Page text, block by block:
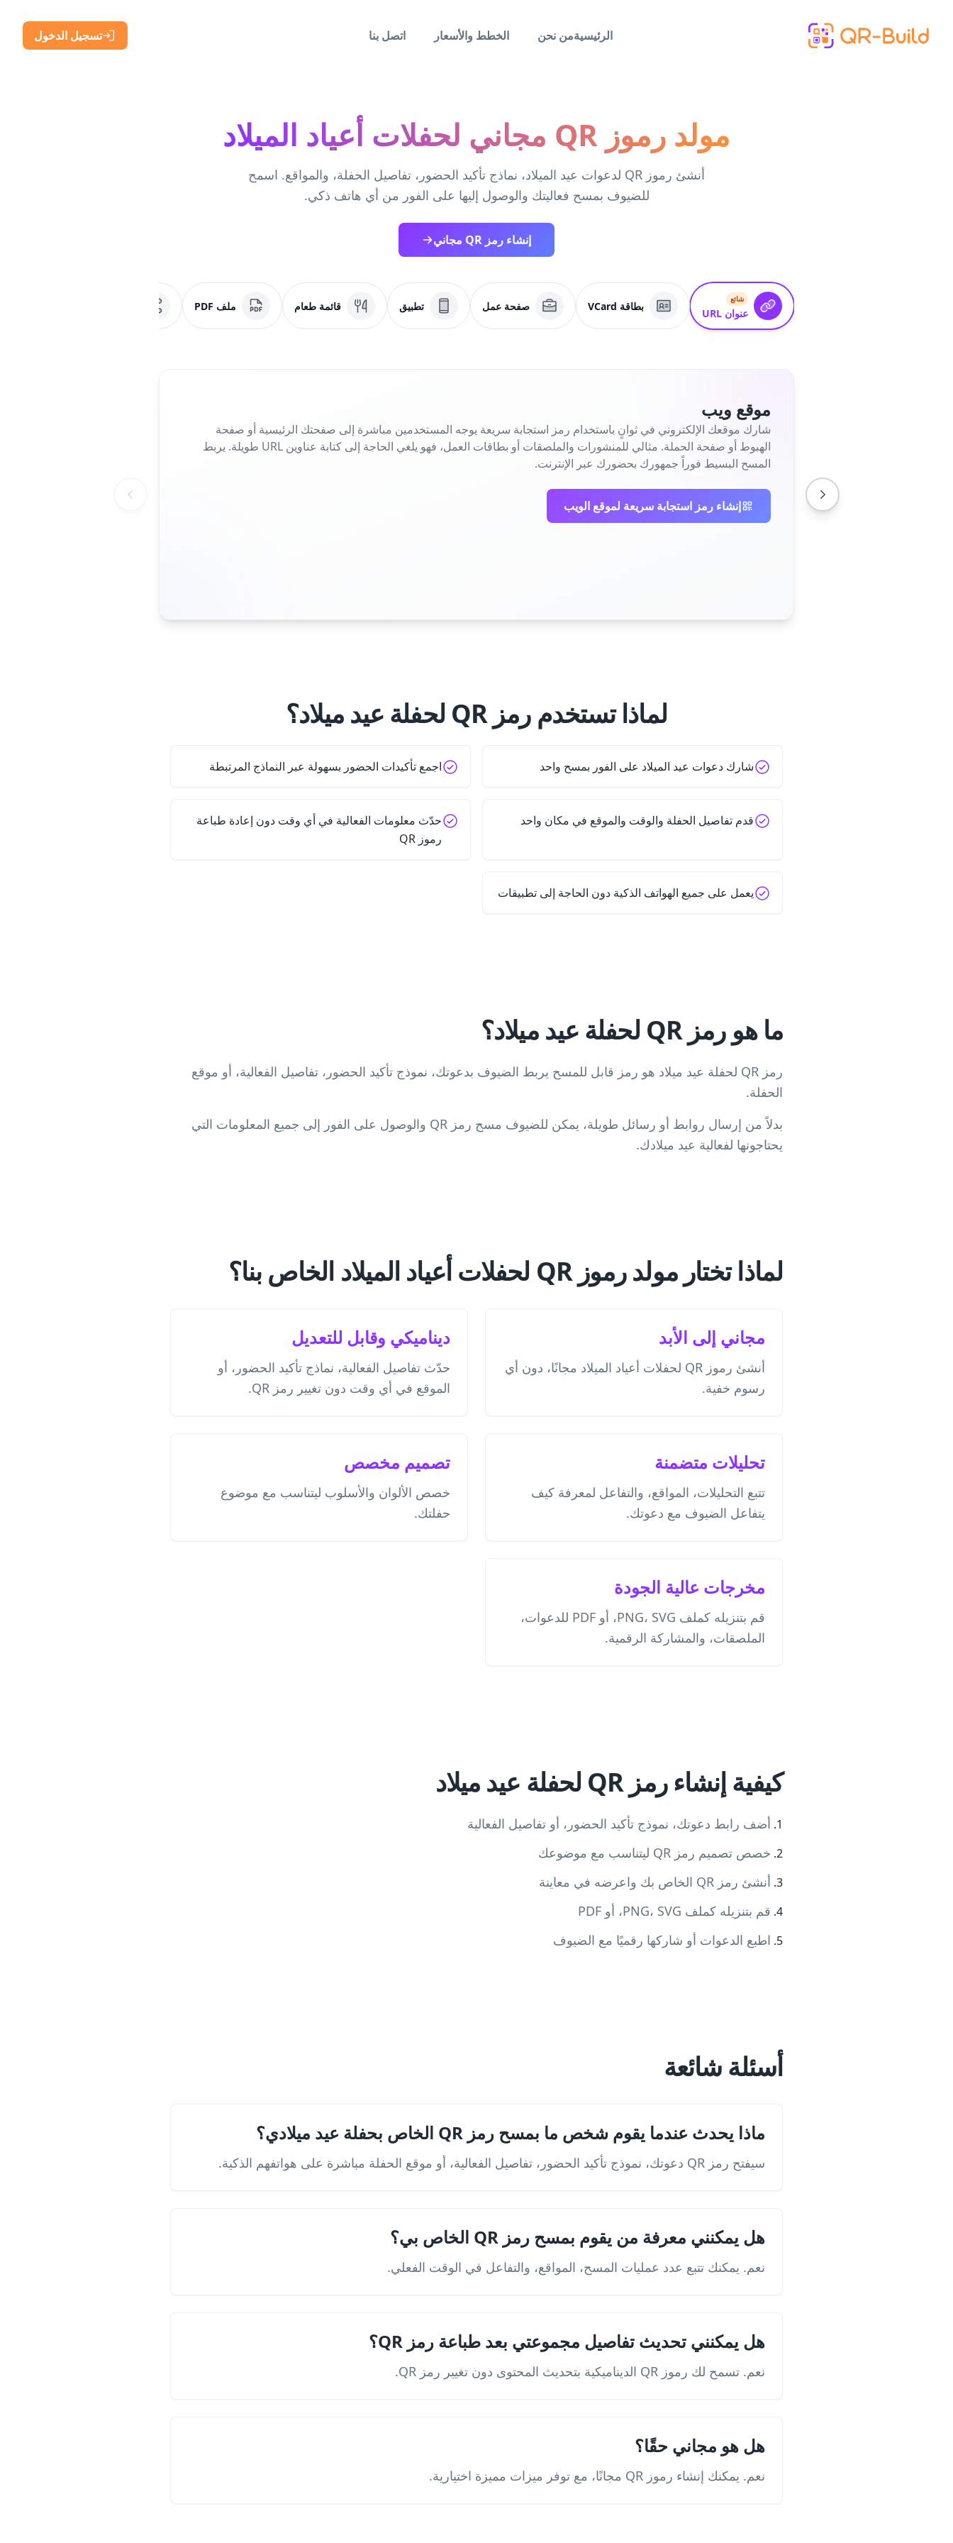
الرئيسيةمن نحن الخطط والأسعار اتصل بنا تسجيل الدخول
مولد رموز QR مجاني لحفلات أعياد الميلاد
أنشئ رموز QR لدعوات عيد الميلاد، نماذج تأكيد الحضور، تفاصيل الحفلة، والمواقع. اسمح
للضيوف بمسح فعاليتك والوصول إليها على الفور من أي هاتف ذكي.
إنشاء رمز QR مجاني
شائع
عنوان URL
بطاقة VCard صفحة عمل تطبيق قائمة طعام ملف PDF
موقع ويب
شارك موقعك الإلكتروني في ثوانٍ باستخدام رمز استجابة سريعة يوجه المستخدمين مباشرة إلى صفحتك الرئيسية أو صفحة
الهبوط أو صفحة الحملة. مثالي للمنشورات والملصقات أو بطاقات العمل، فهو يلغي الحاجة إلى كتابة عناوين URL طويلة. يربط
المسح البسيط فوراً جمهورك بحضورك عبر الإنترنت.
إنشاء رمز استجابة سريعة لموقع الويب
لماذا تستخدم رمز QR لحفلة عيد ميلاد؟
شارك دعوات عيد الميلاد على الفور بمسح واحد اجمع تأكيدات الحضور بسهولة عبر النماذج المرتبطة
قدم تفاصيل الحفلة والوقت والموقع في مكان واحد
حدّث معلومات الفعالية في أي وقت دون إعادة طباعة
رموز QR
يعمل على جميع الهواتف الذكية دون الحاجة إلى تطبيقات
ما هو رمز QR لحفلة عيد ميلاد؟
رمز QR لحفلة عيد ميلاد هو رمز قابل للمسح يربط الضيوف بدعوتك، نموذج تأكيد الحضور، تفاصيل الفعالية، أو موقع
الحفلة.
بدلاً من إرسال روابط أو رسائل طويلة، يمكن للضيوف مسح رمز QR والوصول على الفور إلى جميع المعلومات التي
يحتاجونها لفعالية عيد ميلادك.
لماذا تختار مولد رموز QR لحفلات أعياد الميلاد الخاص بنا؟
مجاني إلى الأبد
أنشئ رموز QR لحفلات أعياد الميلاد مجانًا، دون أي
رسوم خفية.
ديناميكي وقابل للتعديل
حدّث تفاصيل الفعالية، نماذج تأكيد الحضور، أو
الموقع في أي وقت دون تغيير رمز QR.
تحليلات متضمنة
تتبع التحليلات، المواقع، والتفاعل لمعرفة كيف
يتفاعل الضيوف مع دعوتك.
تصميم مخصص
خصص الألوان والأسلوب ليتناسب مع موضوع
حفلتك.
مخرجات عالية الجودة
قم بتنزيله كملف PNG، SVG، أو PDF للدعوات،
الملصقات، والمشاركة الرقمية.
كيفية إنشاء رمز QR لحفلة عيد ميلاد
أضف رابط دعوتك، نموذج تأكيد الحضور، أو تفاصيل الفعالية
خصص تصميم رمز QR ليتناسب مع موضوعك
أنشئ رمز QR الخاص بك واعرضه في معاينة
قم بتنزيله كملف PNG، SVG، أو PDF
اطبع الدعوات أو شاركها رقميًا مع الضيوف
أسئلة شائعة
ماذا يحدث عندما يقوم شخص ما بمسح رمز QR الخاص بحفلة عيد ميلادي؟
سيفتح رمز QR دعوتك، نموذج تأكيد الحضور، تفاصيل الفعالية، أو موقع الحفلة مباشرة على هواتفهم الذكية.
هل يمكنني معرفة من يقوم بمسح رمز QR الخاص بي؟
نعم. يمكنك تتبع عدد عمليات المسح، المواقع، والتفاعل في الوقت الفعلي.
هل يمكنني تحديث تفاصيل مجموعتي بعد طباعة رمز QR؟
نعم. تسمح لك رموز QR الديناميكية بتحديث المحتوى دون تغيير رمز QR.
هل هو مجاني حقًا؟
نعم. يمكنك إنشاء رموز QR مجانًا، مع توفر ميزات مميزة اختيارية.